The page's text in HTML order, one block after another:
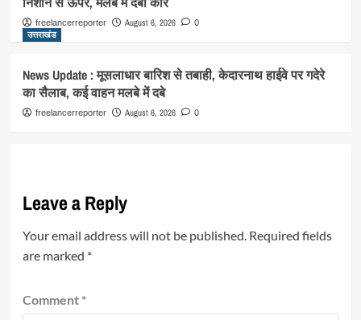
freelancerreporter August 6, 2026 0
उत्तराखंड
News Update : मूसलाधार बारिश से तबाही, केदारनाथ हाईवे पर गदेरे
का सैलाब, कई वाहन मलबे में दबे
freelancerreporter August 6, 2026 0
Leave a Reply
Your email address will not be published. Required fields
are marked *
Comment *